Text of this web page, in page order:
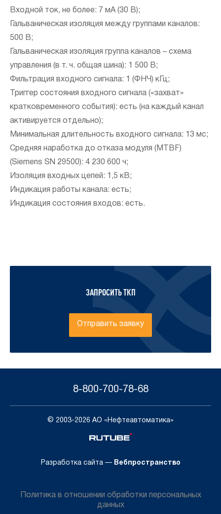
Входной ток, не более: 7 мА (30 В);
Гальваническая изоляция между группами каналов:
500 В;
Гальваническая изоляция группа каналов – схема
управления (в т. ч. общая шина): 1 500 В;
Фильтрация входного сигнала: 1 (ФНЧ) кГц;
Триггер состояния входного сигнала («захват»
кратковременного события): есть (на каждый канал
активируется отдельно);
Минимальная длительность входного сигнала: 13 мс;
Средняя наработка до отказа модуля (MTBF)
(Siemens SN 29500): 4 230 600 ч;
Изоляция входных цепей: 1,5 кВ;
Индикация работы канала: есть;
Индикация состояния входов: есть.
ЗАПРОСИТЬ ТКП
Отправить заявку
8-800-700-78-68
© 2003-2026 АО «Нефтеавтоматика»
Разработка сайта — Вебпространство
Политика в отношении обработки персональных
данных